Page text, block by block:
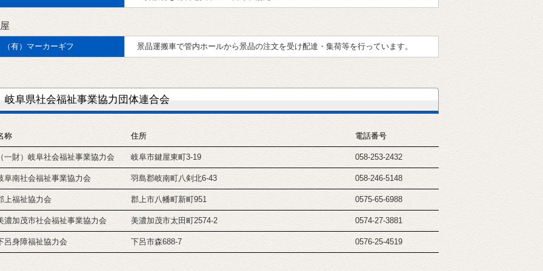
（有）マーカーギフ 景品運搬車で管内ホールから景品の注文を受け配達・集荷等を行っています。
岐阜県社会福祉事業協力団体連合会
称 住所 電話番号
一財）岐阜社会福祉事業協力会 岐阜市鍵屋東町3-19 058-253-2432
阜南社会福祉事業協力会 羽島郡岐南町八剣北6-43 058-246-5148
上福祉協力会 郡上市八幡町新町951 0575-65-6988
濃加茂市社会福祉事業協力会 美濃加茂市太田町2574-2 0574-27-3881
呂身障福祉協力会 下呂市森688-7 0576-25-4519